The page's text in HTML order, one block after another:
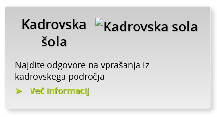
Kadrovska
šola
Najdite odgovore na vprašanja iz
kadrovskega področja
Več informacij